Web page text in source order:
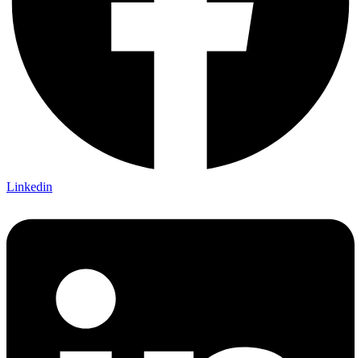
Linkedin